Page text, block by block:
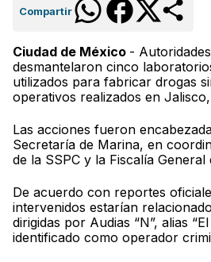
Compartir
Ciudad de México -
desmantelaron cinco
utilizados para fabricar drogas
operativos realizados en
Las acciones fueron
Secretaría de Marina, en
de la SSPC y la Fiscalía General
De acuerdo con reportes
intervenidos estarían
dirigidas por Audias “N”, alias
identificado como operador